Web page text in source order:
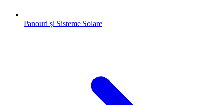
Panouri și Sisteme Solare